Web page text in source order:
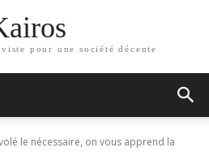
pour une société décente
le nécessaire, on vous apprend la